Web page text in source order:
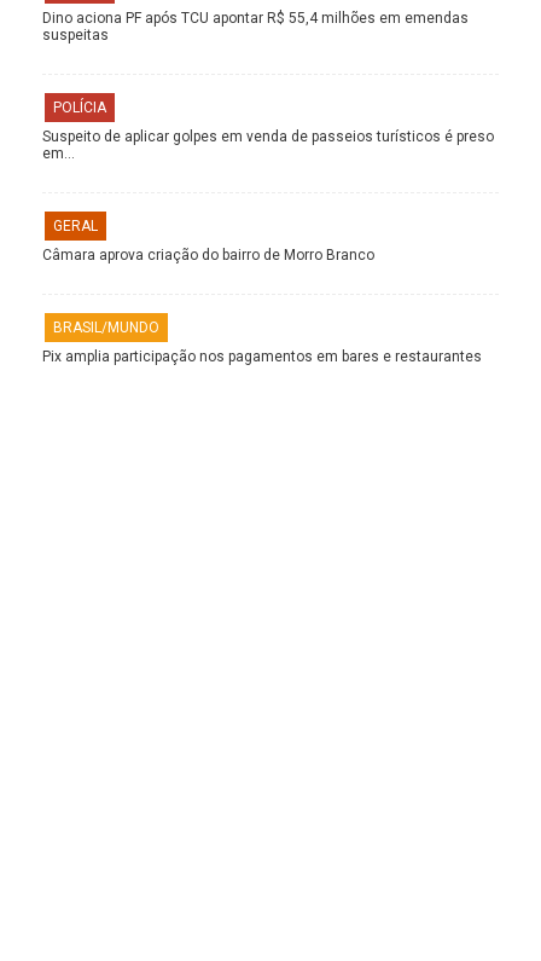
Dino aciona PF após TCU apontar R$ 55,4 milhões em emendas
suspeitas
POLÍCIA
Suspeito de aplicar golpes em venda de passeios turísticos é preso
em…
GERAL
Câmara aprova criação do bairro de Morro Branco
BRASIL/MUNDO
Pix amplia participação nos pagamentos em bares e restaurantes